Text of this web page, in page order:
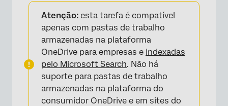
Atenção: esta tarefa é compatível
apenas com pastas de trabalho
armazenadas na plataforma
OneDrive para empresas e indexadas
pelo Microsoft Search. Não há
suporte para pastas de trabalho
armazenadas na plataforma do
consumidor OneDrive e em sites do